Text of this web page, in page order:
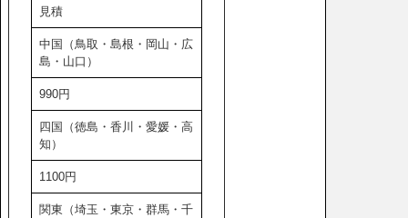
見積
中国（鳥取・島根・岡山・広
島・山口）
990円
四国（徳島・香川・愛媛・高
知）
1100円
関東（埼玉・東京・群馬・千